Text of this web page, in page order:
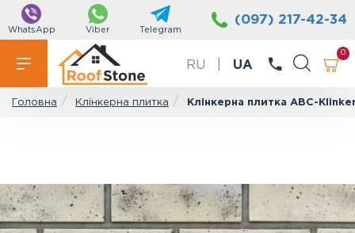
WhatsApp Viber Telegram
(097) 217-42-34
RU UA
0
Головна Клінкерна плитка Клінкерна плитка АВС-